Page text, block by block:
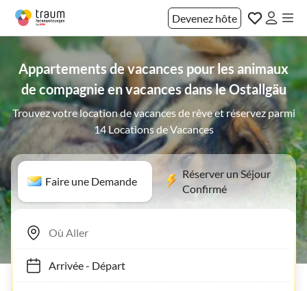
Devenez hôte
Appartements de vacances pour les animaux
de compagnie en vacances dans le Ostallgäu
Trouvez votre location de vacances de rêve et réservez parmi
14 Locations de Vacances
Faire une Demande
Réserver un Séjour
Confirmé
Arrivée- Départ